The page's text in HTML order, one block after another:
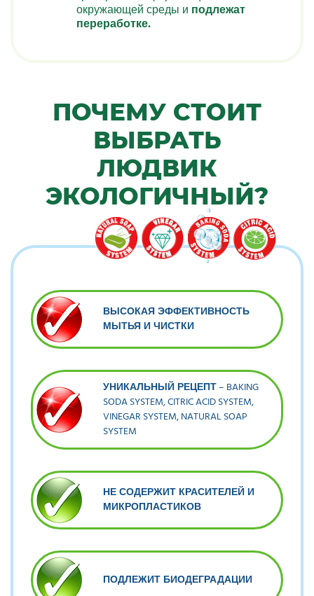
окружающей среды и подлежат
переработке.
ПОЧЕМУ СТОИТ
ВЫБРАТЬ
ЛЮДВИК
ЭКОЛОГИЧНЫЙ?
ВЫСОКАЯ ЭФФЕКТИВНОСТЬ
МЫТЬЯ И ЧИСТКИ
УНИКАЛЬНЫЙ РЕЦЕПТ– BAKING
SODA SYSTEM, CITRIC ACID SYSTEM,
VINEGAR SYSTEM, NATURAL SOAP
SYSTEM
НЕ СОДЕРЖИТ КРАСИТЕЛЕЙ И
МИКРОПЛАСТИКОВ
ПОДЛЕЖИТ БИОДЕГРАДАЦИИ